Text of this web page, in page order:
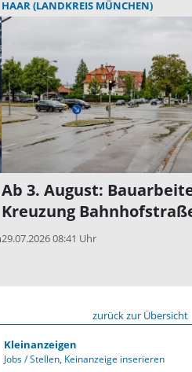
HAAR (LANDKREIS MÜNCHEN)
Ab 3. August:
Kreuzung
29.07.2026 08:41 Uhr
zurück zur Übersicht
Kleinanzeigen
Jobs / Stellen Keinanzeige inserieren